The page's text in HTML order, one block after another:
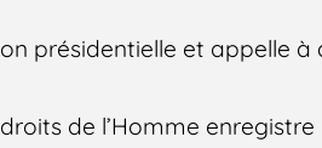
présidentielle et appelle
de l’Homme enregistre